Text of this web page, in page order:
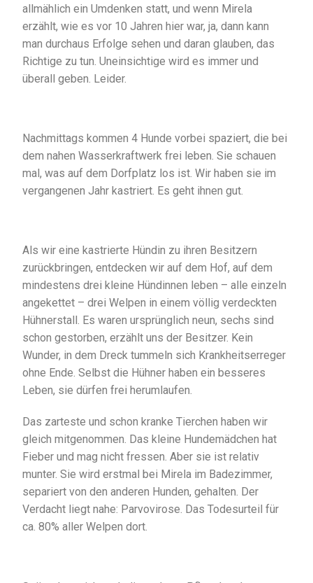
allmählich ein Umdenken statt, und wenn Mirela
erzählt, wie es vor 10 Jahren hier war, ja, dann kann
man durchaus Erfolge sehen und daran glauben, das
Richtige zu tun. Uneinsichtige wird es immer und
überall geben. Leider.
Nachmittags kommen 4 Hunde vorbei spaziert, die bei
dem nahen Wasserkraftwerk frei leben. Sie schauen
mal, was auf dem Dorfplatz los ist. Wir haben sie im
vergangenen Jahr kastriert. Es geht ihnen gut.
Als wir eine kastrierte Hündin zu ihren Besitzern
zurückbringen, entdecken wir auf dem Hof, auf dem
mindestens drei kleine Hündinnen leben – alle einzeln
angekettet – drei Welpen in einem völlig verdeckten
Hühnerstall. Es waren ursprünglich neun, sechs sind
schon gestorben, erzählt uns der Besitzer. Kein
Wunder, in dem Dreck tummeln sich Krankheitserreger
ohne Ende. Selbst die Hühner haben ein besseres
Leben, sie dürfen frei herumlaufen.
Das zarteste und schon kranke Tierchen haben wir
gleich mitgenommen. Das kleine Hundemädchen hat
Fieber und mag nicht fressen. Aber sie ist relativ
munter. Sie wird erstmal bei Mirela im Badezimmer,
separiert von den anderen Hunden, gehalten. Der
Verdacht liegt nahe: Parvovirose. Das Todesurteil für
ca. 80% aller Welpen dort.